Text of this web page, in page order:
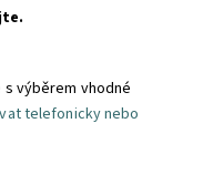
výběrem vhodné
telefonicky nebo